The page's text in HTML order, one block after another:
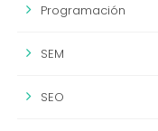
Programación
SEM
SEO